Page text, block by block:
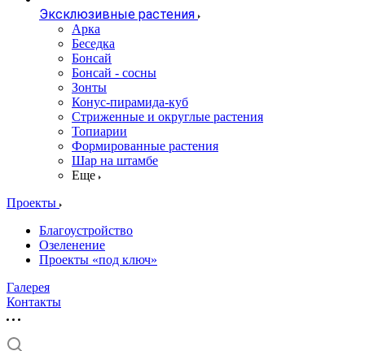
Эксклюзивные растения
Арка
Беседка
Бонсай
Бонсай - сосны
Зонты
Конус-пирамида-куб
Стриженные и округлые растения
Топиарии
Формированные растения
Шар на штамбе
Еще
Проекты
Благоустройство
Озеленение
Проекты «под ключ»
Галерея
Контакты